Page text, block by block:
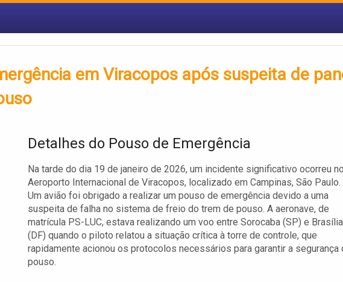
em Viracopos após suspeita de
Detalhes do Pouso de Emergência
Na tarde do dia 19 de janeiro de 2026, um incidente significativo ocorreu
Aeroporto Internacional de Viracopos, localizado em Campinas, São Paulo.
Um avião foi obrigado a realizar um pouso de emergência devido a uma
suspeita de falha no sistema de freio do trem de pouso. A aeronave, de
matrícula PS-LUC, estava realizando um voo entre Sorocaba (SP) e Brasília
(DF) quando o piloto relatou a situação crítica à torre de controle, que
rapidamente acionou os protocolos necessários para garantir a segurança
pouso.